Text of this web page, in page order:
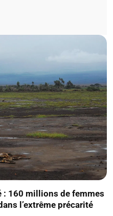
: 160 millions de femmes
l’extrême précarité